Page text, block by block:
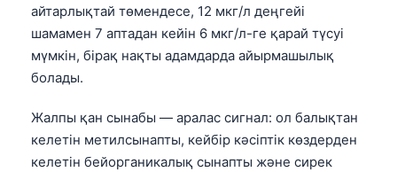
айтарлықтай төмендесе, 12 мкг/л деңгейі
шамамен 7 аптадан кейін 6 мкг/л-ге қарай түсуі
мүмкін, бірақ нақты адамдарда айырмашылық
болады.
Жалпы қан сынабы — аралас сигнал: ол балықтан
келетін метилсынапты, кейбір кәсіптік көздерден
келетін бейорганикалық сынапты және сирек